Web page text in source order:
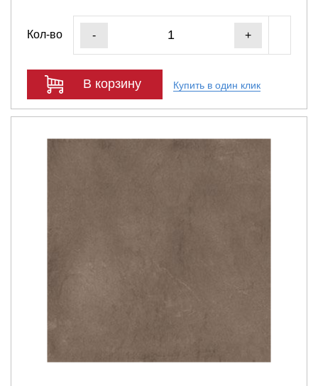
Кол-во - +
В корзину Купить в один клик